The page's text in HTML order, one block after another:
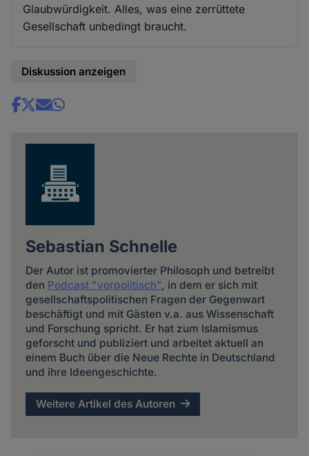
Glaubwürdigkeit. Alles, was eine zerrüttete
Gesellschaft unbedingt braucht.
Diskussion anzeigen
Share
Sebastian Schnelle
Der Autor ist promovierter Philosoph und betreibt
den Podcast "vorpolitisch", in dem er sich mit
gesellschaftspolitischen Fragen der Gegenwart
beschäftigt und mit Gästen v.a. aus Wissenschaft
und Forschung spricht. Er hat zum Islamismus
geforscht und publiziert und arbeitet aktuell an
einem Buch über die Neue Rechte in Deutschland
und ihre Ideengeschichte.
Weitere Artikel des Autoren